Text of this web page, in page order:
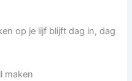
op je lijf blijft dag in, dag
maken